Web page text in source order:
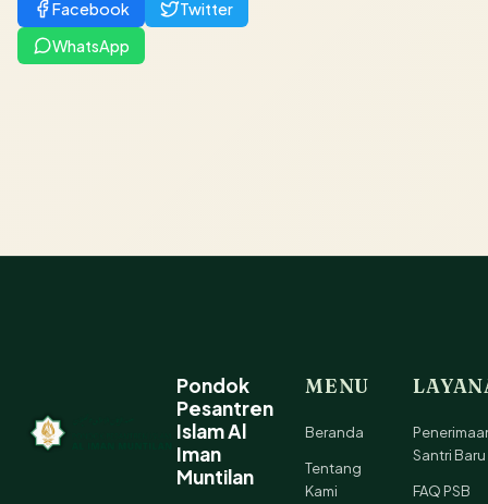
Facebook
Twitter
WhatsApp
Pondok
Pesantren
Islam Al
Iman
Muntilan
MENU
Beranda
Tentang
Kami
Santri Baru
FAQ PSB